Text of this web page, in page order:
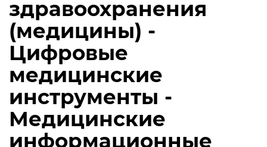
здравоохранения
(медицины) -
Цифровые
медицинские
инструменты -
Медицинские
информационные